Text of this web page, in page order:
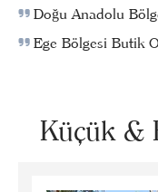
Doğu Anadolu
Ege Bölgesi Butik
Küçük &